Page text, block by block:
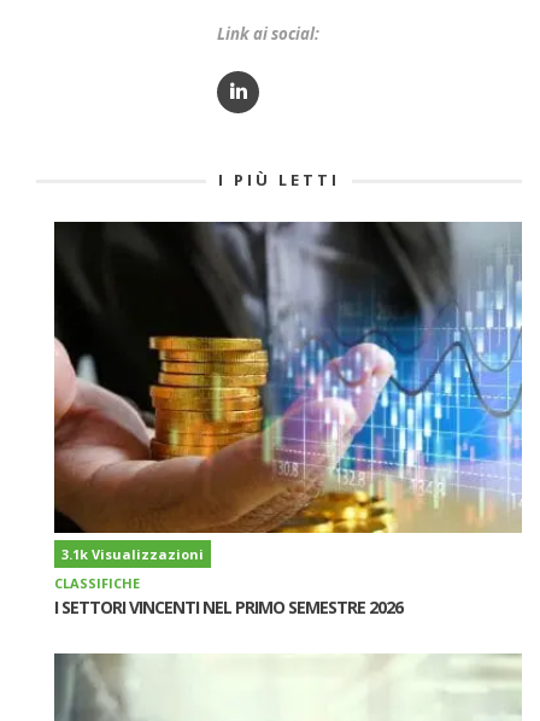
Link ai social:
I PIÙ LETTI
3.1k Visualizzazioni
CLASSIFICHE
I SETTORI VINCENTI NEL PRIMO SEMESTRE 2026